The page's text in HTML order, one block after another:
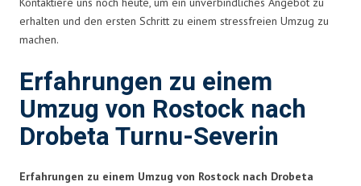
erhalten und den ersten Schritt zu einem stressfreien Umzug zu
machen.
Erfahrungen zu einem
Umzug von Rostock nach
Drobeta Turnu-Severin
Erfahrungen zu einem Umzug von Rostock nach Drobeta